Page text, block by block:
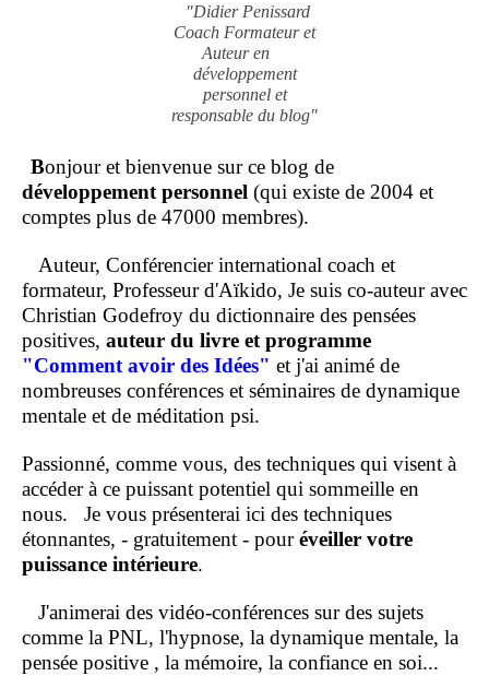
"Didier Penissard
Coach Formateur et
Auteur en
développement
personnel et
responsable du blog"
Bonjour et bienvenue sur ce blog de
développement personnel (qui existe de 2004 et
comptes plus de 47000 membres).
Auteur, Conférencier international coach et
formateur, Professeur d'Aïkido, Je suis co-auteur avec
Christian Godefroy du dictionnaire des pensées
positives, auteur du livre et programme
"Comment avoir des Idées" et j'ai animé de
nombreuses conférences et séminaires de dynamique
mentale et de méditation psi.
Passionné, comme vous, des techniques qui visent à
accéder à ce puissant potentiel qui sommeille en
nous. Je vous présenterai ici des techniques
étonnantes, - gratuitement - pouréveiller votre
puissance intérieure.
J'animerai des vidéo-conférences sur des sujets
comme la PNL, l'hypnose, la dynamique mentale, la
pensée positive , la mémoire, la confiance en soi...